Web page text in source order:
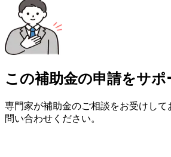
この補助金の申請をサ
専門家が補助金のご相談をお受けして
問い合わせください。